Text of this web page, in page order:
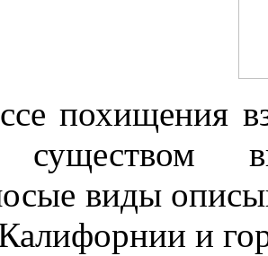
похищения
виды
и